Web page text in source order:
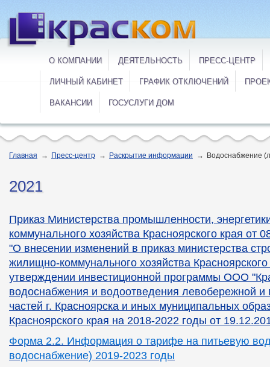
О КОМПАНИИ ДЕЯТЕЛЬНОСТЬ ПРЕСС-ЦЕНТР
ЛИЧНЫЙ КАБИНЕТ ГРАФИК ОТКЛЮЧЕНИЙ
ВАКАНСИИ ГОСУСЛУГИ ДОМ
Главная → Пресс-центр → Раскрытие информации → Водоснабжение
2021
Приказ Министерства промышленности,
коммунального хозяйства Красноярского края
"О внесении изменений в приказ министерства
жилищно-коммунального хозяйства
утверждении инвестиционной программы ООО
водоснабжения и водоотведения левобережной и
частей г. Красноярска и иных муниципальных
Красноярского края на 2018-2022 годы от
Форма 2.2. Информация о тарифе на питьевую
водоснабжение) 2019-2023 годы